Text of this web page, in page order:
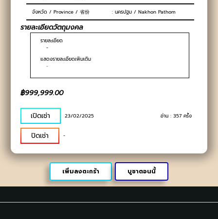
จังหวัด / Province / 省份 : นครปฐม / Nakhon Pathom
รายละเอียดวัตถุมงคล
รายละเอียด
-
แสดงรายละเอียดเพิ่มเติม
-
฿999,999.00
เปิดเช่า 23/02/2025 อ่าน : 357ครั้ง
ปิดเช่า -
เพิ่มลงตะกร้า บูชาตอนนี้